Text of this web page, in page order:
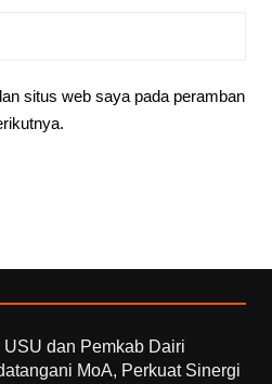
situs web saya pada peramban
USU dan Pemkab Dairi
MoA, Perkuat Sinergi